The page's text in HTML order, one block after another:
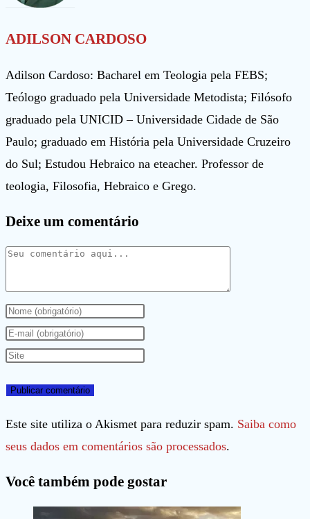
ADILSON CARDOSO
Adilson Cardoso: Bacharel em Teologia pela FEBS;
Teólogo graduado pela Universidade Metodista; Filósofo
graduado pela UNICID – Universidade Cidade de São
Paulo; graduado em História pela Universidade Cruzeiro
do Sul; Estudou Hebraico na eteacher. Professor de
teologia, Filosofia, Hebraico e Grego.
Deixe um comentário
Comentário
Digite
seu
nome
nome
de
usuário
comentar
Digite
seu
de
e-
mail
comentar
Digite
URL
do
seu
(opcional)
Este site utiliza o Akismet para reduzir spam. Saiba como
seus dados em comentários são processados.
Você também pode gostar